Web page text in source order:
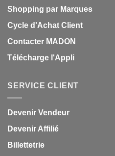
Shopping par Marques
Cycle d'Achat Client
Contacter MADON
Télécharge l'Appli
SERVICE CLIENT
Devenir Vendeur
Devenir Affilié
Billettetrie